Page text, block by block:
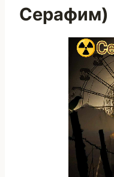
Серафим)